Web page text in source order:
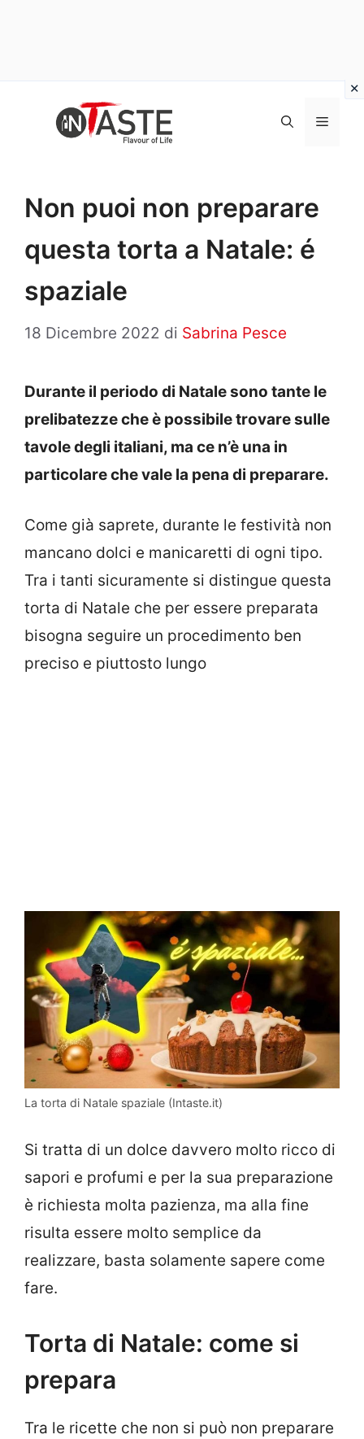
Menu
Non puoi non preparare
questa torta a Natale: é
spaziale
18 Dicembre 2022 di Sabrina Pesce
Durante il periodo di Natale sono tante le
prelibatezze che è possibile trovare sulle
tavole degli italiani, ma ce n’è una in
particolare che vale la pena di preparare.
Come già saprete, durante le festività non
mancano dolci e manicaretti di ogni tipo.
Tra i tanti sicuramente si distingue questa
torta di Natale che per essere preparata
bisogna seguire un procedimento ben
preciso e piuttosto lungo
La torta di Natale spaziale (Intaste.it)
Si tratta di un dolce davvero molto ricco di
sapori e profumi e per la sua preparazione
è richiesta molta pazienza, ma alla fine
risulta essere molto semplice da
realizzare, basta solamente sapere come
fare.
Torta di Natale: come si
prepara
Tra le ricette che non si può non preparare